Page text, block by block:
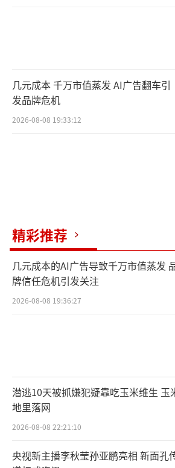
几元成本 千万市值蒸发 AI广告翻车引
发品牌危机
2026-08-08 19:33:12
精彩推荐
几元成本的AI广告导致千万市值蒸发
牌信任危机引发关注
2026-08-08 19:36:27
潜逃10天被抓嫌犯疑靠吃玉米维生 玉
地里落网
2026-08-08 22:21:10
央视新主播李秋莹孙亚鹏亮相 新面孔